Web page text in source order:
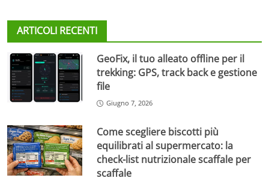
ARTICOLI RECENTI
GeoFix, il tuo alleato offline per il
trekking: GPS, track back e gestione
file
Giugno 7, 2026
Come scegliere biscotti più
equilibrati al supermercato: la
check-list nutrizionale scaffale per
scaffale